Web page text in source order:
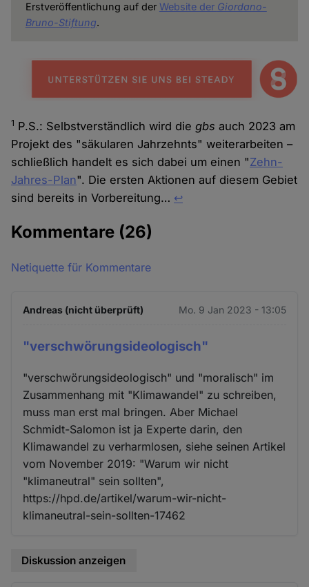
Erstveröffentlichung auf der Website der Giordano-
Bruno-Stiftung.
1 P.S.: Selbstverständlich wird diegbsauch 2023 am
Projekt des "säkularen Jahrzehnts" weiterarbeiten –
schließlich handelt es sich dabei um einen "Zehn-
Jahres-Plan". Die ersten Aktionen auf diesem Gebiet
sind bereits in Vorbereitung… ↩︎
Kommentare (26)
Netiquette für Kommentare
Andreas (nicht überprüft) Mo. 9 Jan 2023 - 13:05
"verschwörungsideologisch"
"verschwörungsideologisch" und "moralisch" im
Zusammenhang mit "Klimawandel" zu schreiben,
muss man erst mal bringen. Aber Michael
Schmidt-Salomon ist ja Experte darin, den
Klimawandel zu verharmlosen, siehe seinen Artikel
vom November 2019: "Warum wir nicht
"klimaneutral" sein sollten",
https://hpd.de/artikel/warum-wir-nicht-
klimaneutral-sein-sollten-17462
Diskussion anzeigen